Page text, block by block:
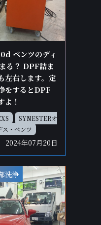
ベンツのディ
る？ DPF詰ま
左右します。定
をするとDPF
よ！
SYNESTERオ
ス・ベンツ
2024年07月20日
洗浄